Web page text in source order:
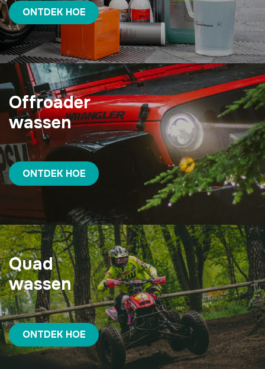
ONTDEK HOE
Offroader
wassen
ONTDEK HOE
Quad
wassen
ONTDEK HOE